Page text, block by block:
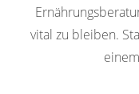
vital zu bleiben.